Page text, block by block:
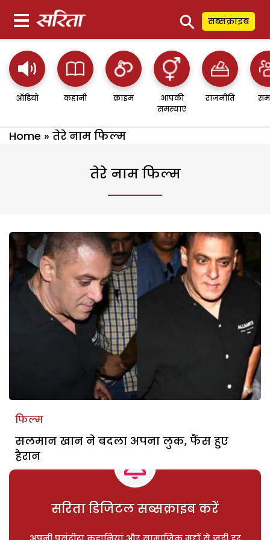
⚲ सब्सक्राइब
ऑडियो कहानी क्राइम
आपकी
समस्याएं
राजनीति
Home » तेरे नाम फिल्म
तेरे नाम फिल्म
फिल्म
सलमान खान ने बदला अपना लुक, फैंस हुए
हैरान
सरिता डिजिटल सब्सक्राइब करें